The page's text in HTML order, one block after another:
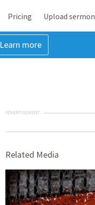
Pricing Upload sermon
Learn more
ADVERTISEMENT
Related Media